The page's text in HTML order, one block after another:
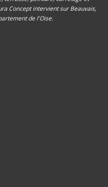
Concept intervient sur Beauvais,
de l'Oise.